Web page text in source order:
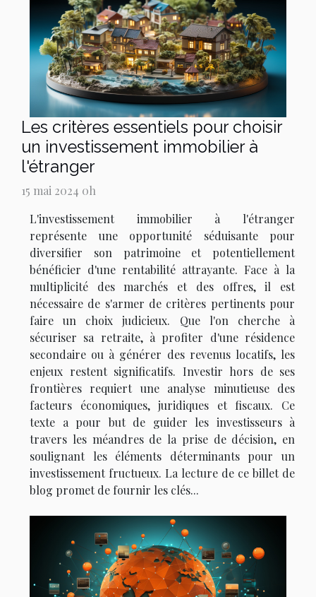
Les critères essentiels pour choisir
un investissement immobilier à
l'étranger
15 mai 2024 0h
L'investissement immobilier à l'étranger
représente une opportunité séduisante pour
diversifier son patrimoine et potentiellement
bénéficier d'une rentabilité attrayante. Face à la
multiplicité des marchés et des offres, il est
nécessaire de s'armer de critères pertinents pour
faire un choix judicieux. Que l'on cherche à
sécuriser sa retraite, à profiter d'une résidence
secondaire ou à générer des revenus locatifs, les
enjeux restent significatifs. Investir hors de ses
frontières requiert une analyse minutieuse des
facteurs économiques, juridiques et fiscaux. Ce
texte a pour but de guider les investisseurs à
travers les méandres de la prise de décision, en
soulignant les éléments déterminants pour un
investissement fructueux. La lecture de ce billet de
blog promet de fournir les clés...